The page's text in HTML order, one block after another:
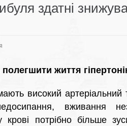
здатні
життя
високий артеріальний
вживання
потрібно більше